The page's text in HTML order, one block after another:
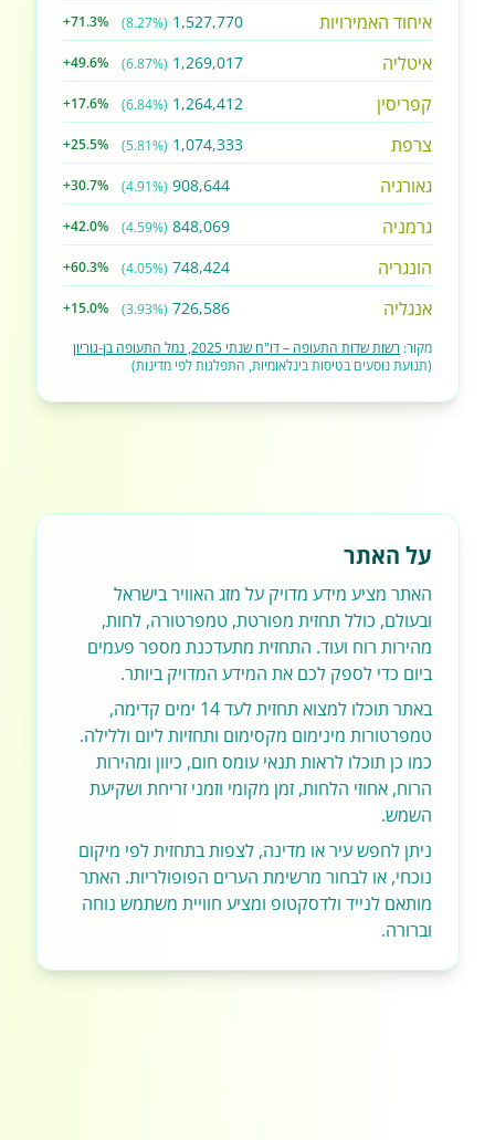
איחוד האמירויות 1,527,770
(8.27%)
+71.3%
איטליה 1,269,017
(6.87%)
+49.6%
קפריסין 1,264,412
(6.84%)
+17.6%
צרפת 1,074,333
(5.81%)
+25.5%
גאורגיה 908,644
(4.91%)
+30.7%
גרמניה 848,069
(4.59%)
+42.0%
הונגריה 748,424
(4.05%)
+60.3%
אנגליה 726,586
(3.93%)
+15.0%
מקור: רשות שדות התעופה – דו"ח שנתי 2025, נמל התעופה בן-גוריון
(תנועת נוסעים בטיסות בינלאומיות, התפלגות לפי מדינות)
על האתר
האתר מציע מידע מדויק על מזג האוויר בישראל
ובעולם, כולל תחזית מפורטת, טמפרטורה, לחות,
מהירות רוח ועוד. התחזית מתעדכנת מספר פעמים
ביום כדי לספק לכם את המידע המדויק ביותר.
באתר תוכלו למצוא תחזית לעד 14 ימים קדימה,
טמפרטורות מינימום מקסימום ותחזיות ליום וללילה.
כמו כן תוכלו לראות תנאי עומס חום, כיוון ומהירות
הרוח, אחוזי הלחות, זמן מקומי וזמני זריחת ושקיעת
השמש.
ניתן לחפש עיר או מדינה, לצפות בתחזית לפי מיקום
נוכחי, או לבחור מרשימת הערים הפופולריות. האתר
מותאם לנייד ולדסקטופ ומציע חוויית משתמש נוחה
וברורה.